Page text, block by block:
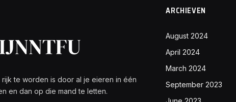
rijk te worden is door al je eieren in één
en dan op die mand te letten.
ARCHIEVEN
August 2024
April 2024
March 2024
September 2023